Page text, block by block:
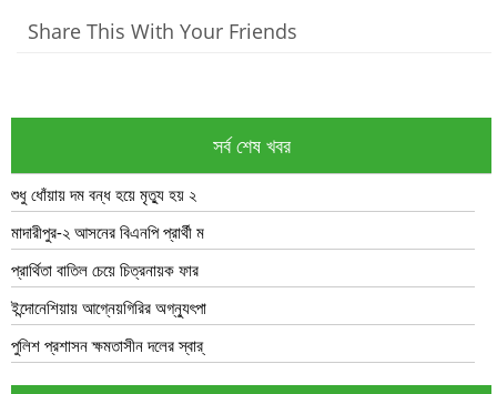
Share This With Your Friends
সর্ব শেষ খবর
শুধু ধোঁয়ায় দম বন্ধ হয়ে মৃত্যু হয় ২
মাদারীপুর-২ আসনের বিএনপি প্রার্থী ম
প্রার্থিতা বাতিল চেয়ে চিত্রনায়ক ফার
ইন্দোনেশিয়ায় আগ্নেয়গিরির অগ্ন্যুৎপা
পুলিশ প্রশাসন ক্ষমতাসীন দলের স্বার্